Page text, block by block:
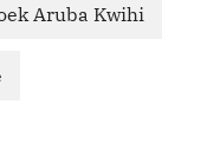
Aruba Kwihi